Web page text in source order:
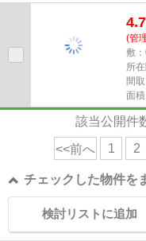
な敷地内ごみ置き場つきの物...
4.7
(管
敷
所
間
面
該当公開件
<<前へ 1 2
チェックした物件を
検討リストに追加